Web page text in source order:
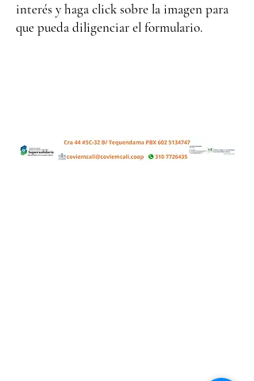
interés y haga click sobre la imagen para
que pueda diligenciar el formulario.